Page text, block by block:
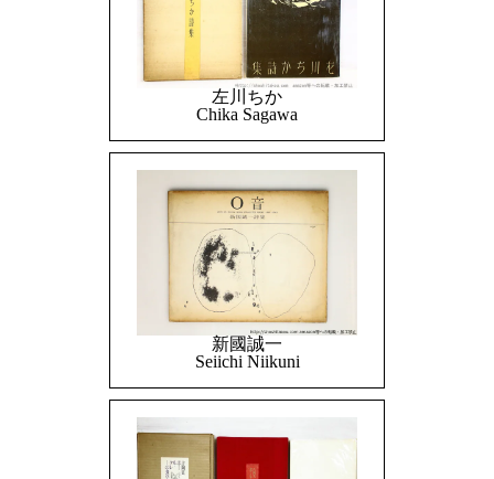
左川ちか
Chika Sagawa
新國誠一
Seiichi Niikuni